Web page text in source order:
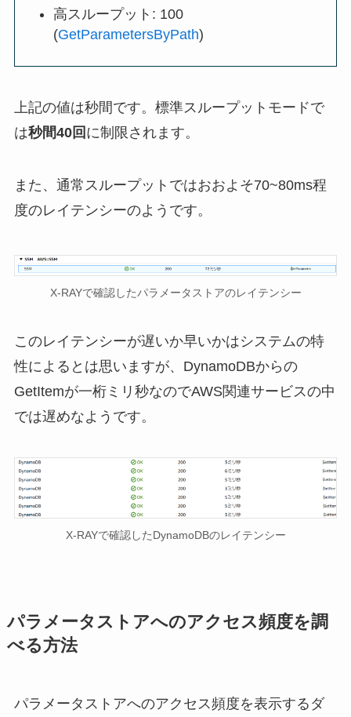
高スループット: 100
(GetParametersByPath)
上記の値は秒間です。標準スループットモードで
は秒間40回 に制限されます。
また、通常スループットではおおよそ70~80ms程
度のレイテンシーのようです。
X-RAYで確認したパラメータストアのレイテンシー
このレイテンシーが遅いか早いかはシステムの特
性によるとは思いますが、DynamoDBからの
GetItemが一桁ミリ秒なのでAWS関連サービスの中
では遅めなようです。
X-RAYで確認したDynamoDBのレイテンシー
パラメータストアへのアクセス頻度を調
べる方法
パラメータストアへのアクセス頻度を表示するダ